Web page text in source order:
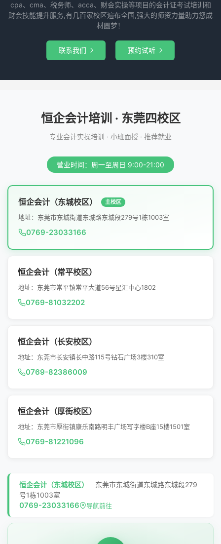
cpa、cma、税务师、acca、财会实操等项目的会计证考试培训和
财会技能提升服务,有几百家校区遍布全国,强大的师资力量助力您成
材圆梦！
联系我们  预约试听 
恒企会计培训 · 东莞四校区
专业会计实操培训 · 小班面授 · 推荐就业
营业时间：周一至周日 9:00-21:00
恒企会计（东城校区） 主校区
地址：东莞市东城街道东城路东城段279号1栋1003室
0769-23033166
恒企会计（常平校区）
地址：东莞市常平镇常平大道56号星汇中心1802
0769-81032202
恒企会计（长安校区）
地址：东莞市长安镇长中路115号钻石广场3楼310室
0769-82386009
恒企会计（厚街校区）
地址：东莞市厚街镇康乐南路明丰广场写字楼B座15楼1501室
0769-81221096
恒企会计（东城校区）
东莞市东城街道东城路东城段279
号1栋1003室
0769-23033166 导航前往